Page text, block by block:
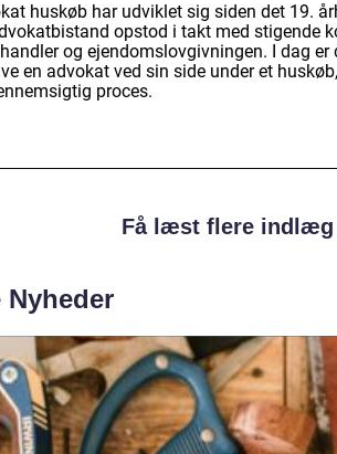
huskøb har udviklet sig siden det 19.
opstod i takt med stigende
og ejendomslovgivningen. I dag
en advokat ved sin side under et
proces.
Få læst flere indlæg
Nyheder